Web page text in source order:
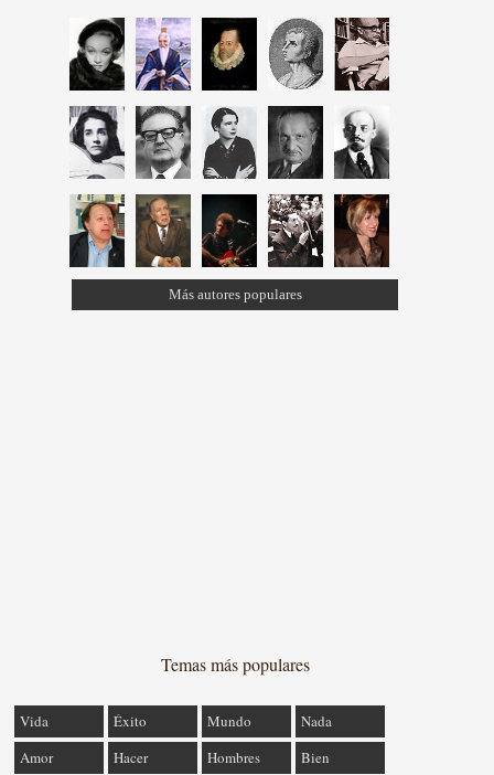
Más autores populares
Temas más populares
Vida Éxito Mundo
Nada
Amor
Hacer Hombres Bien